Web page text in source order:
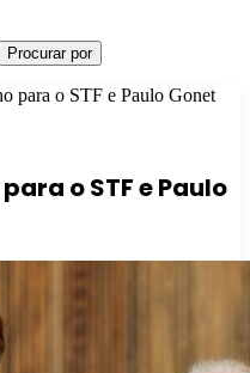
Procurar por
para o STF e Paulo Gonet
o STF e Paulo